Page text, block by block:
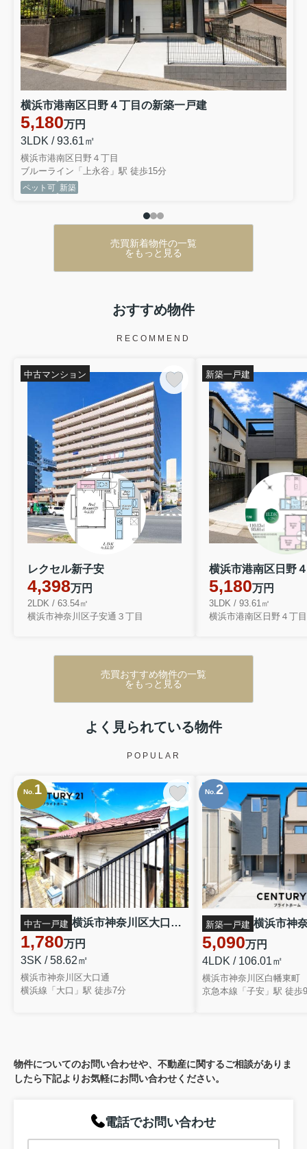
横浜市港南区日野４丁目の新築一戸建
5,180万円
3LDK / 93.61㎡
横浜市港南区日野４丁目
ブルーライン「上永谷」駅 徒歩15分
ペット可 新築
売買新着物件の一覧
をもっと見る
おすすめ物件
RECOMMEND
レクセル新子安
4,398万円
2LDK / 63.54㎡
横浜市神奈川区子安通３丁目
中古マンション
5,180万円
3LDK / 93.61㎡
横浜市港南区日野４丁目
新築一戸建
売買おすすめ物件の一覧
をもっと見る
よく見られている物件
POPULAR
No. 1
中古一戸建 横浜市神奈川区大口通の中古一戸建
1,780万円
3SK / 58.62㎡
横浜市神奈川区大口通
横浜線「大口」駅 徒歩7分
No. 2
新築一戸建
5,090万円
4LDK / 106.01㎡
横浜市神奈川区白幡東町
京急本線「子安」駅 徒歩
物件についてのお問い合わせや、不動産に関するご相談がありま
したら下記よりお気軽にお問い合わせください。
電話でお問い合わせ